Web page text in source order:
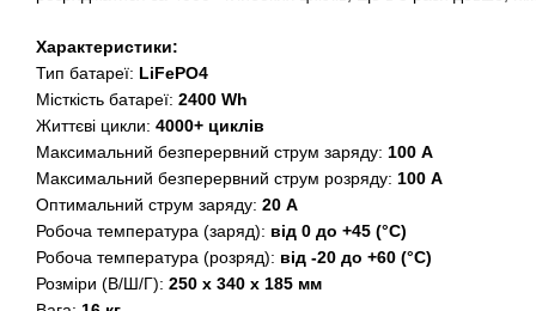
Характеристики:
Тип батареї: LiFePO4
Місткість батареї: 2400 Wh
Життєві цикли: 4000+ циклів
Максимальний безперервний струм заряду: 100 А
Максимальний безперервний струм розряду: 100 А
Оптимальний струм заряду: 20 А
Робоча температура (заряд): від 0 до +45 (°C)
Робоча температура (розряд): від -20 до +60 (°C)
Розміри (В/Ш/Г): 250 х 340 х 185 мм